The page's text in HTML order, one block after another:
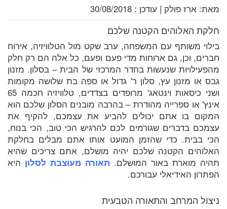
מאת: ארז פולק | עודכן : 30/08/2018
חלקת האלוהים הקטנה שלכם
בילוי משותף עם המשפחה, ערב שקט מול הטלוויזיה, אירוח
חברים, וכן, גם ארוחות מדי פעם ופעם, כל אלה הם רק חלק
מהפעילויות שנעשות בחדר המרכזי של הבית – בסלון. מזנון
גבס או מזנון עץ, סלון ר' גדול או ספה בת שלושה מקומות
ושני כיסאות וינטאג' מרופדים בצדדים, טלוויזיה חכמה 65
אינץ' או ספרייה מהודרת – בהרבה מובנים הסלון שלכם הוא
המקום בו אתם יכולים להביע את עצמכם, להקיף את
עצמכם בדברים שגורמים לכם להרגיש הכי טוב, הכי בנוח,
הכי בבית. כדי שהזמן המועט אותו אתם מבלים בחלקת
האלוהים הקטנה שלכם יהיה מושלם, אתם צריכים שהיא
תהיה מוארת באור המושלם. תאורה מעוצבת לסלון היא
הפתרון האידיאלי עבורכם.
ניצול המרחב והתאורה הטבעית